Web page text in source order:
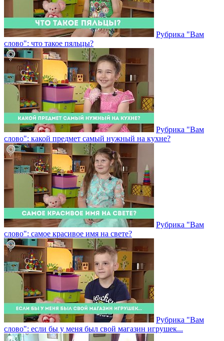
Рубрика "Вам
слово": что такое пяльцы?
Рубрика "Вам
слово": какой предмет самый нужный на кухне?
Рубрика "Вам
слово": самое красивое имя на свете?
Рубрика "Вам
слово": если бы у меня был свой магазин игрушек...